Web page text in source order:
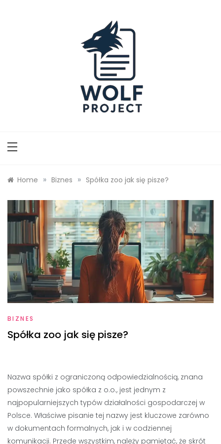
Home » Biznes » Spółka zoo jak się pisze?
BIZNES
Spółka zoo jak się pisze?
Nazwa spółki z ograniczoną odpowiedzialnością, znana
powszechnie jako spółka z o.o., jest jednym z
najpopularniejszych typów działalności gospodarczej w
Polsce. Właściwe pisanie tej nazwy jest kluczowe zarówno
w dokumentach formalnych, jak i w codziennej
komunikacji. Przede wszystkim, należy pamiętać, że skrót